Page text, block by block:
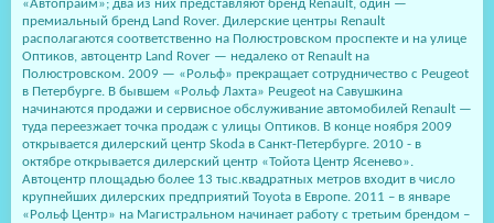
«Автопрайм»; два из них представляют бренд Renault, один —
премиальный бренд Land Rover. Дилерские центры Renault
располагаются соответственно на Полюстровском проспекте и на улице
Оптиков, автоцентр Land Rover — недалеко от Renault на
Полюстровском. 2009 — «Рольф» прекращает сотрудничество с Peugeot
в Петербурге. В бывшем «Рольф Лахта» Peugeot на Савушкина
начинаются продажи и сервисное обслуживание автомобилей Renault —
туда переезжает точка продаж с улицы Оптиков. В конце ноября 2009
открывается дилерский центр Skoda в Санкт-Петербурге. 2010 - в
октябре открывается дилерский центр «Тойота Центр Ясенево».
Автоцентр площадью более 13 тыс.квадратных метров входит в число
крупнейших дилерских предприятий Toyota в Европе. 2011 – в январе
«Рольф Центр» на Магистральном начинает работу с третьим брендом –